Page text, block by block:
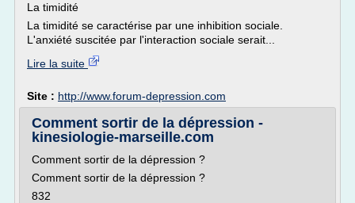
La timidité
La timidité se caractérise par une inhibition sociale.
L'anxiété suscitée par l'interaction sociale serait...
Lire la suite
Site : http://www.forum-depression.com
Comment sortir de la dépression -
kinesiologie-marseille.com
Comment sortir de la dépression ?
Comment sortir de la dépression ?
832